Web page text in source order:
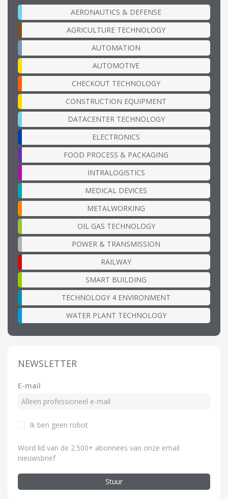
AERONAUTICS & DEFENSE
AGRICULTURE TECHNOLOGY
AUTOMATION
AUTOMOTIVE
CHECKOUT TECHNOLOGY
CONSTRUCTION EQUIPMENT
DATACENTER TECHNOLOGY
ELECTRONICS
FOOD PROCESS & PACKAGING
INTRALOGISTICS
MEDICAL DEVICES
METALWORKING
OIL GAS TECHNOLOGY
POWER & TRANSMISSION
RAILWAY
SMART BUILDING
TECHNOLOGY 4 ENVIRONMENT
WATER PLANT TECHNOLOGY
NEWSLETTER
E-mail
Ik ben geen robot
Word lid van de 2.500+ abonnees van onze email
nieuwsbrief
Stuur